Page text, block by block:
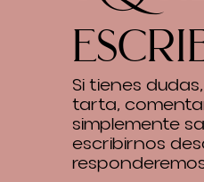
Si tienes
tarta,
simplemente
escribirnos